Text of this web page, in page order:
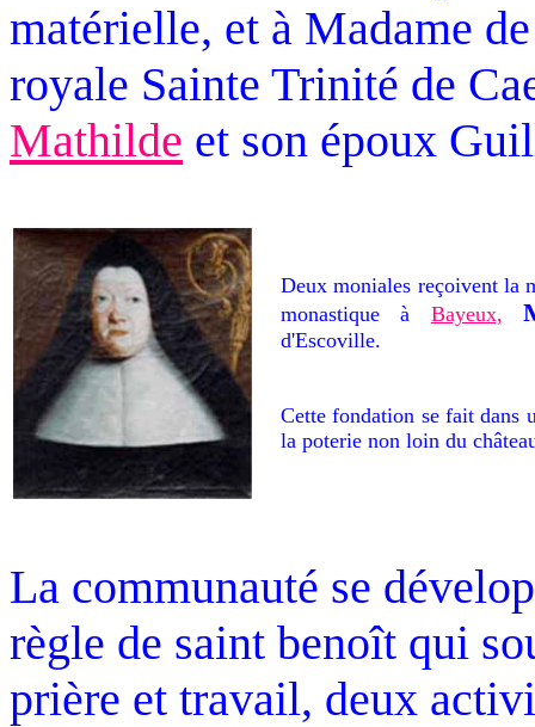
matérielle, et à Madame
royale Sainte Trinité de
Mathilde et son époux
Deux moniales reçoivent la
monastique à Bayeux,
d'Escoville.
Cette fondation se fait dans
la poterie non loin du
La communauté se
règle de saint benoît qui
prière et travail, deux